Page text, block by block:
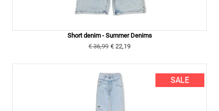
Short denim - Summer Denims
€ 36,99 € 22,19
SALE